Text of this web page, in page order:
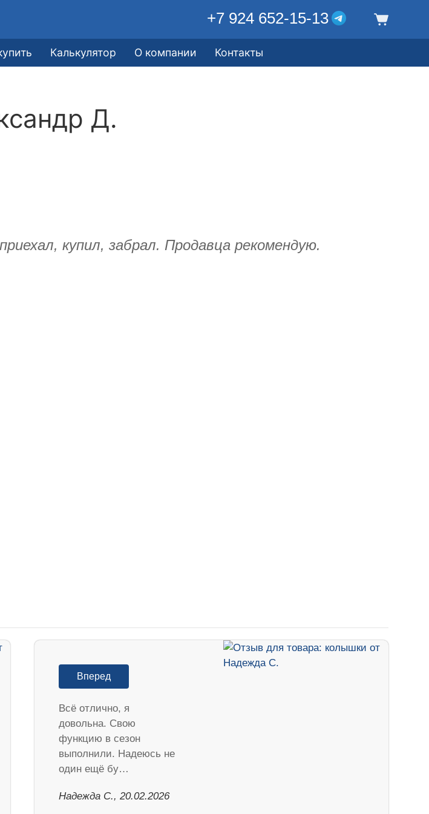
+7 924 652-15-13
Калькулятор О компании Контакты
Д.
купил, забрал. Продавца рекомендую.
Вперед
Всё отлично, я
довольна. Свою
функцию в сезон
выполнили. Надеюсь не
один ещё бу…
Надежда С., 20.02.2026